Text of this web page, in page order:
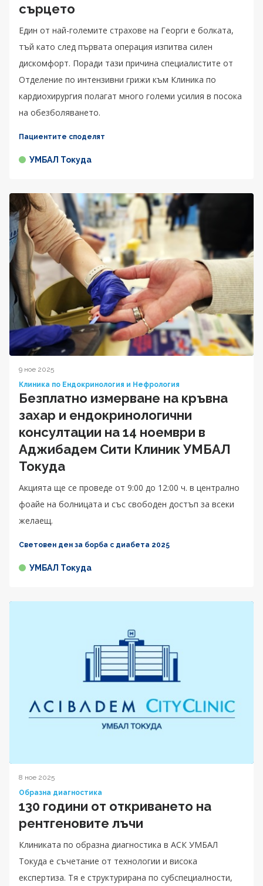
сърцето
Един от най-големите страхове на Георги е болката,
тъй като след първата операция изпитва силен
дискомфорт. Поради тази причина специалистите от
Отделение по интензивни грижи към Клиника по
кардиохирургия полагат много големи усилия в посока
на обезболяването.
Пациентите споделят
УМБАЛ Токуда
9 ное 2025
Клиника по Ендокринология и Нефрология
Безплатно измерване на кръвна
захар и ендокринологични
консултации на 14 ноември в
Аджибадем Сити Клиник УМБАЛ
Токуда
Акцията ще се проведе от 9:00 до 12:00 ч. в централно
фоайе на болницата и със свободен достъп за всеки
желаещ.
Световен ден за борба с диабета 2025
УМБАЛ Токуда
8 ное 2025
Образна диагностика
130 години от откриването на
рентгеновите лъчи
Клиниката по образна диагностика в АСК УМБАЛ
Токуда е съчетание от технологии и висока
експертиза. Тя е структурирана по субспециалности,